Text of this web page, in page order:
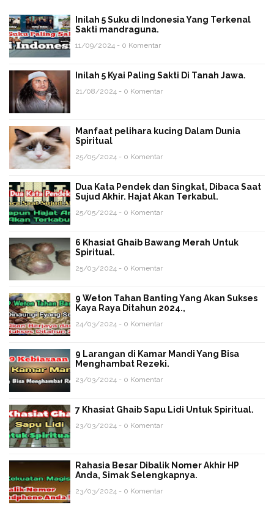
Inilah 5 Suku di Indonesia Yang Terkenal
Sakti mandraguna.
11/09/2024 - 0 Komentar
Inilah 5 Kyai Paling Sakti Di Tanah Jawa.
21/08/2024 - 0 Komentar
Manfaat pelihara kucing Dalam Dunia
Spiritual
25/05/2024 - 0 Komentar
Dua Kata Pendek dan Singkat, Dibaca Saat
Sujud Akhir. Hajat Akan Terkabul.
25/05/2024 - 0 Komentar
6 Khasiat Ghaib Bawang Merah Untuk
Spiritual.
25/03/2024 - 0 Komentar
9 Weton Tahan Banting Yang Akan Sukses
Kaya Raya Ditahun 2024.,
24/03/2024 - 0 Komentar
9 Larangan di Kamar Mandi Yang Bisa
Menghambat Rezeki.
23/03/2024 - 0 Komentar
7 Khasiat Ghaib Sapu Lidi Untuk Spiritual.
23/03/2024 - 0 Komentar
Rahasia Besar Dibalik Nomer Akhir HP
Anda, Simak Selengkapnya.
23/03/2024 - 0 Komentar